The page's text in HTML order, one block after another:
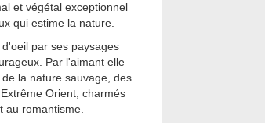
et végétal exceptionnel
qui estime la nature.
par ses paysages
Par l'aimant elle
la nature sauvage, des
Orient, charmés
au romantisme.